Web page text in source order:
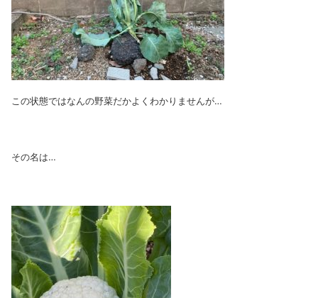
この状態ではなんの野菜だかよくわかりませんが…
その名は…